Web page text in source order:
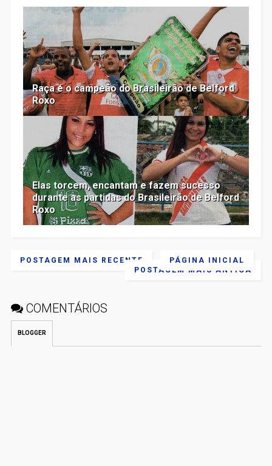
Raça é o campeão do Brasileirão de Belford
Roxo
Elas torcem, encantam e fazem sucesso
durante as partidas do Brasileirão de Belford
Roxo
POSTAGEM MAIS RECENTE
POSTAGEM MAIS ANTIGA
PÁGINA INICIAL
COMENTÁRIOS
BLOGGER